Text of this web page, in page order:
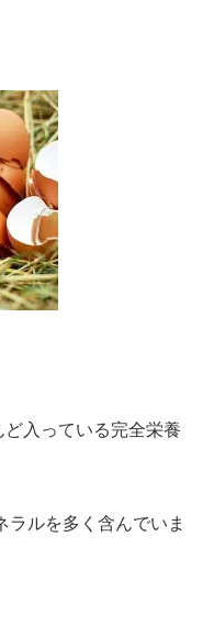
入っている完全栄養
ラルを多く含んでいま